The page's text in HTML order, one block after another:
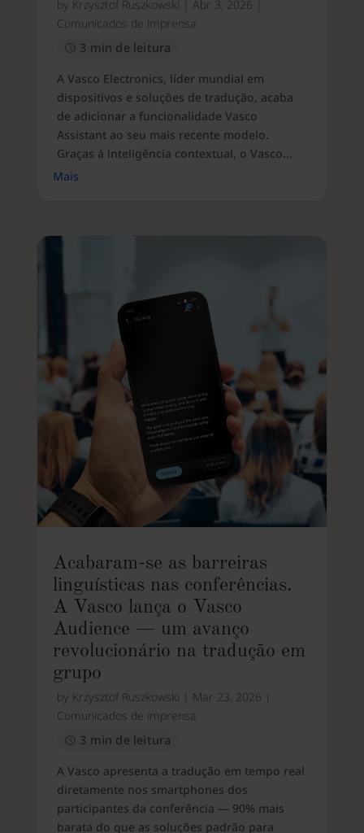
by Krzysztof Ruszkowski Abr 3, 2026
Comunicados de imprensa
3 min de leitura
A Vasco Electronics, líder mundial em
dispositivos e soluções de tradução, acaba
de adicionar a funcionalidade Vasco
Assistant ao seu mais recente modelo.
Graças à inteligência contextual, o Vasco...
Mais
Acabaram-se as barreiras
linguísticas nas conferências.
A Vasco lança o Vasco
Audience — um avanço
revolucionário na tradução em
grupo
by Krzysztof Ruszkowski Mar 23, 2026
Comunicados de imprensa
3 min de leitura
A Vasco apresenta a tradução em tempo real
diretamente nos smartphones dos
participantes da conferência — 90% mais
barata do que as soluções padrão para